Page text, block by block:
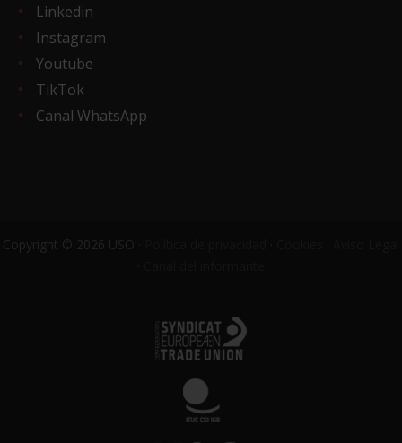
Linkedin
Instagram
Youtube
TikTok
Canal WhatsApp
Copyright © 2026 USO ·